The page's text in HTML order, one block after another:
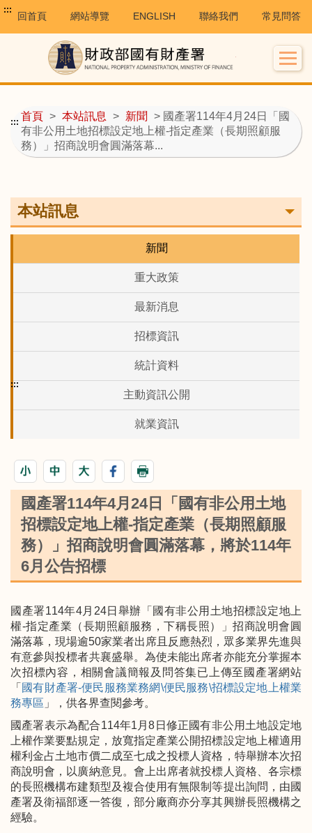
:::
回首頁 網站導覽 ENGLISH 聯絡我們 常見問答
首頁 > 本站訊息 > 新聞
> 國產署114年4月24日「國
有非公用土地招標設定地上權-指定產業（長期照顧服
務）」招商說明會圓滿落幕...
:::
本站訊息
新聞
重大政策
最新消息
招標資訊
統計資料
主動資訊公開
就業資訊
:::
國產署114年4月24日「國有非公用土地
招標設定地上權-指定產業（長期照顧服
務）」招商說明會圓滿落幕，將於114年
6月公告招標
國產署114年4月24日舉辦「國有非公用土地招標設定地上
權-指定產業（長期照顧服務，下稱長照）」招商說明會圓
滿落幕，現場逾50家業者出席且反應熱烈，眾多業界先進與
有意參與投標者共襄盛舉。為使未能出席者亦能充分掌握本
次招標內容，相關會議簡報及問答集已上傳至國產署網站
「 國有財產署-便民服務業務網\便民服務\招標設定地上權業
務專區 」，供各界查閱參考。
國產署表示為配合114年1月8日修正國有非公用土地設定地
上權作業要點規定，放寬指定產業公開招標設定地上權適用
權利金占土地市價二成至七成之投標人資格，特舉辦本次招
商說明會，以廣納意見。會上出席者就投標人資格、各宗標
的長照機構布建類型及複合使用有無限制等提出詢問，由國
產署及衛福部逐一答復，部分廠商亦分享其興辦長照機構之
經驗。